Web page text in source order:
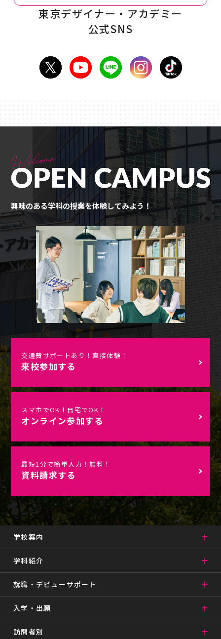
東京デザイナー・アカデミー
公式SNS
興味のある学科の授業を体験してみよう！
交通費サポートあり！直接体験！
来校参加する
スマホでOK！自宅でOK！
オンライン参加する
最短1分で簡単入力！無料！
資料請求する
学校案内
学科紹介
就職・デビューサポート
入学・出願
訪問者別